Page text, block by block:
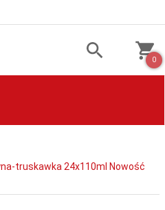
0
truskawka 24x110ml Nowość